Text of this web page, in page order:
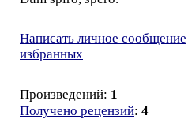
Написать личное сообщение
избранных
Произведений: 1
Получено рецензий: 4